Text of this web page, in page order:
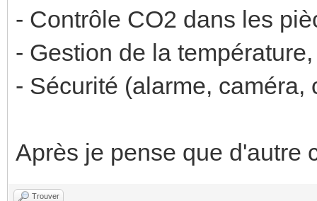
- Contrôle CO2 dans les
- Gestion de la température,
- Sécurité (alarme, caméra,
Après je pense que d'autre
Trouver